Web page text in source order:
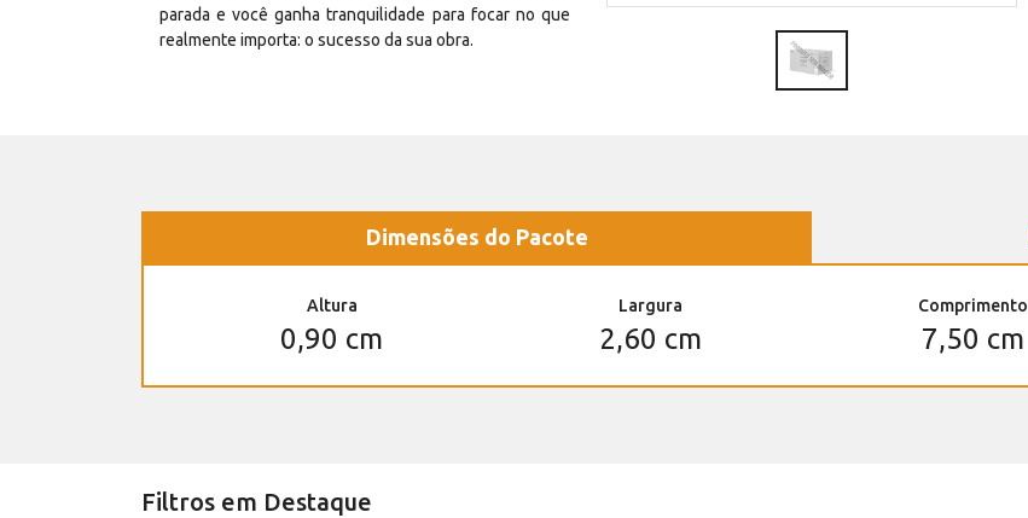
parada e você ganha tranquilidade para focar no que
realmente importa: o sucesso da sua obra.
Dimensões do Pacote
Altura
0,90 cm
Largura
2,60 cm
Comprimento
7,50 cm
Filtros em Destaque